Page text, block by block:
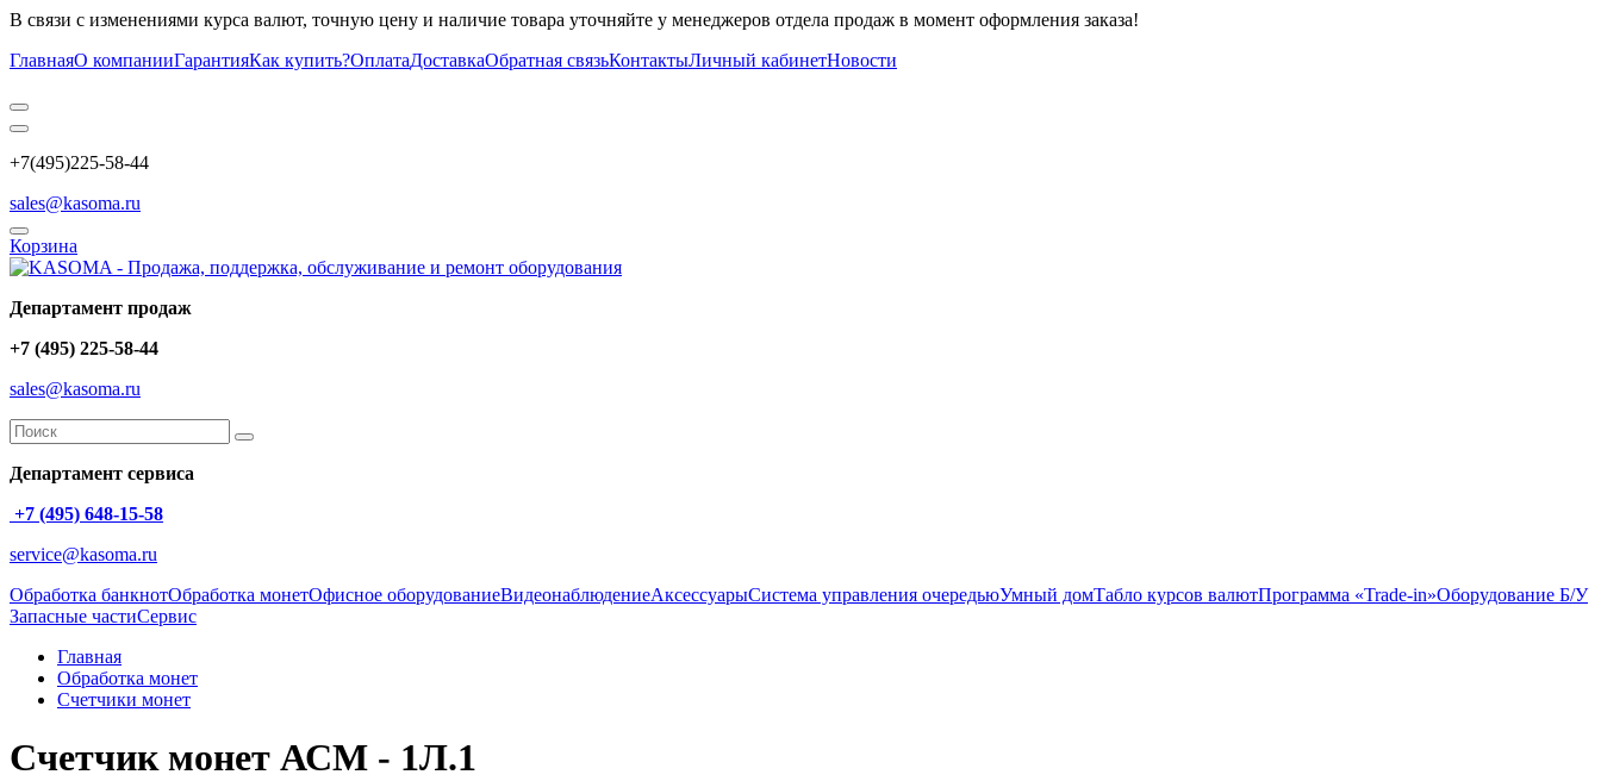
В связи с изменениями курса валют, точную цену и наличие товара уточняйте у менеджеров отдела продаж в момент оформления заказа!
ГлавнаяО компанииГарантияКак купить?ОплатаДоставкаОбратная связьКонтактыЛичный кабинетНовости
+7(495)225-58-44
sales@kasoma.ru
Корзина
Департамент продаж
+7 (495) 225-58-44
sales@kasoma.ru
Департамент сервиса
+7 (495) 648-15-58
service@kasoma.ru
Обработка банкнотОбработка монетОфисное оборудованиеВидеонаблюдениеАксессуарыСистема управления очередьюУмный домТабло курсов валютПрограмма «Trade-in»Оборудование Б/У
Запасные частиСервис
Главная
Обработка монет
Счетчики монет
Счетчик монет АСМ - 1Л.1